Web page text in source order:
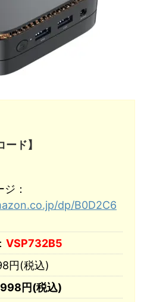
ド】
：
dp/B0D2C6
VSP732B5
円(税込)
円(税込)